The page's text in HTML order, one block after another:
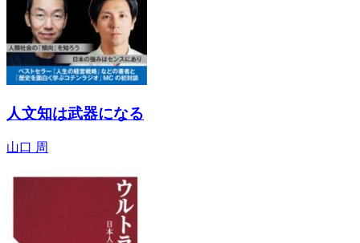
人文知は武器になる
山口 周